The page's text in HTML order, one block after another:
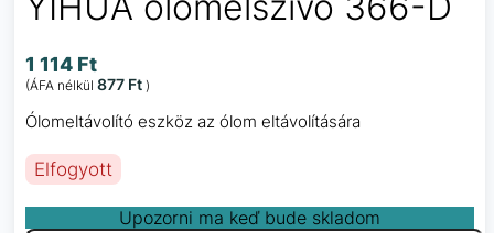
1 114 Ft
(ÁFA nélkül 877 Ft )
Ólomeltávolító eszköz az ólom eltávolítására
Elfogyott
Upozorni ma keď bude skladom